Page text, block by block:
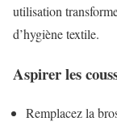
utilisation
d’hygiène textile.
Aspirer les
Remplacez la